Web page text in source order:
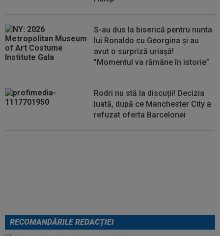
S-au dus la biserică pentru nunta
lui Ronaldo cu Georgina și au
avut o surpriză uriașă!
”Momentul va rămâne în istorie”
Rodri nu stă la discuții! Decizia
luată, după ce Manchester City a
refuzat oferta Barcelonei
RECOMANDĂRILE REDACȚIEI